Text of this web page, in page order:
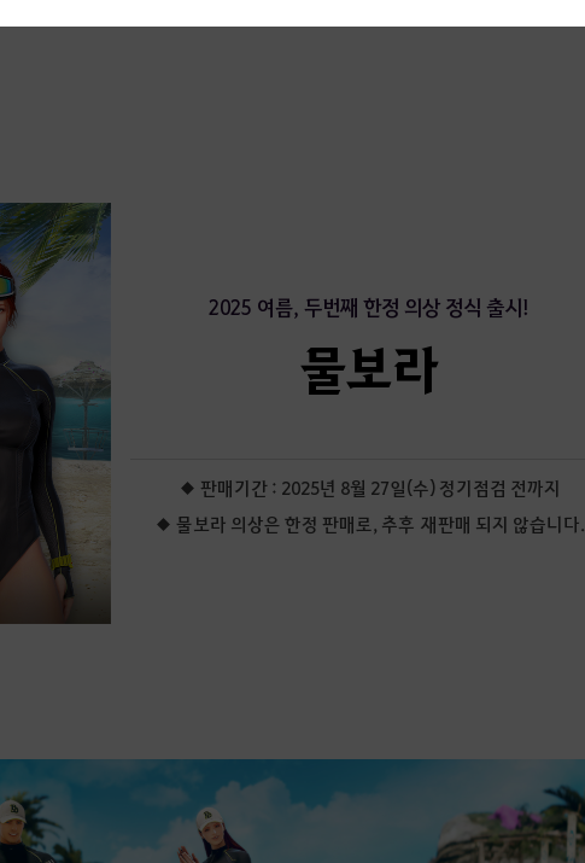
2025 여름, 두번째 한정 의상 정식 출시!
물보라
◆ 판매기간 : 2025년 8월 27일(수) 정기점검 전까지
◆ 물보라 의상은 한정 판매로, 추후 재판매 되지 않습니다.